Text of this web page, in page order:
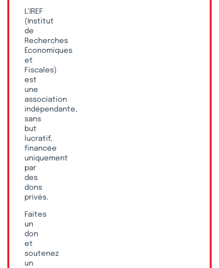
L’IREF
(Institut
de
Recherches
Économiques
et
Fiscales)
est
une
association
indépendante,
sans
but
lucratif,
financée
uniquement
par
des
dons
privés.
Faites
un
don
et
soutenez
un